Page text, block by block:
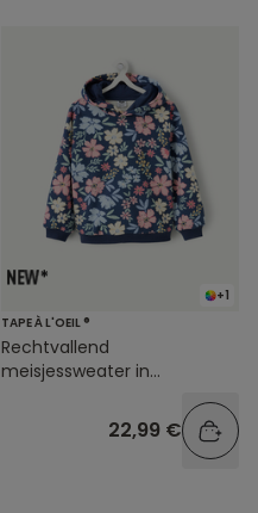
+1
TAPE À L'OEIL ®
Rechtvallend
meisjessweater in
bloemenprint22,99 €